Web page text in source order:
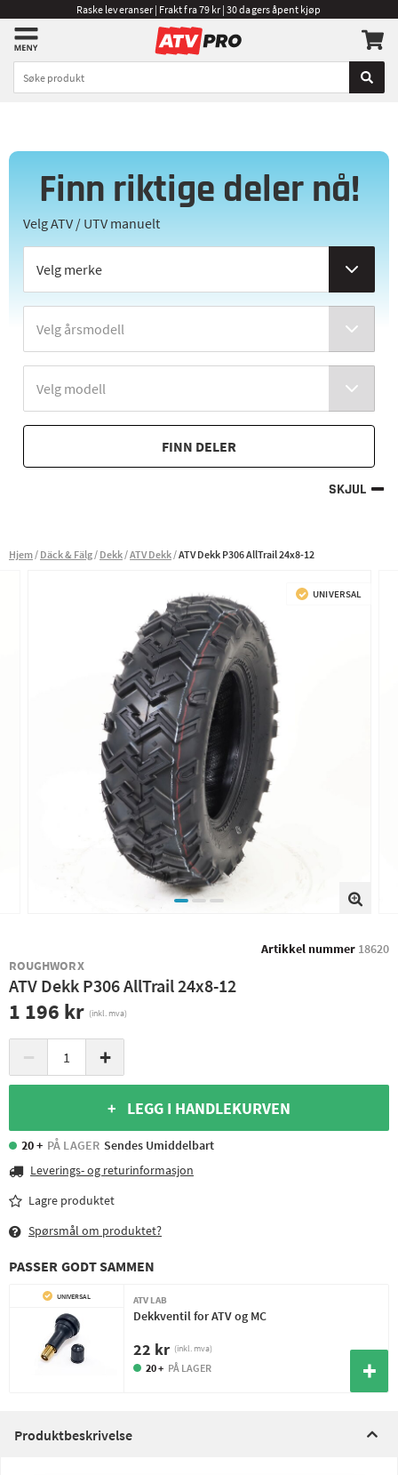
Raske leveranser | Frakt fra 79 kr | 30 dagers åpent kjøp
Finn riktige deler nå!
Velg ATV / UTV manuelt
FINN DELER
SKJUL
Hjem Däck & Fälg Dekk ATV Dekk ATV Dekk P306 AllTrail 24x8-12
UNIVERSAL
Artikkel nummer 18620
ROUGHWORX
ATV Dekk P306 AllTrail 24x8-12
1 196 kr (inkl. mva)
− +
+ LEGG I HANDLEKURVEN
20 + PÅ LAGER Sendes Umiddelbart
Leverings- og returinformasjon
Lagre produktet
Spørsmål om produktet?
PASSER GODT SAMMEN
UNIVERSAL ATV LAB
Dekkventil for ATV og MC
22 kr (inkl. mva)
20 + PÅ LAGER
Produktbeskrivelse